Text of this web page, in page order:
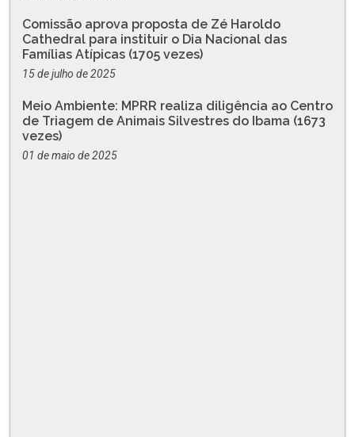
Comissão aprova proposta de Zé Haroldo
Cathedral para instituir o Dia Nacional das
Famílias Atípicas (1705 vezes)
15 de julho de 2025
Meio Ambiente: MPRR realiza diligência ao Centro
de Triagem de Animais Silvestres do Ibama (1673
vezes)
01 de maio de 2025